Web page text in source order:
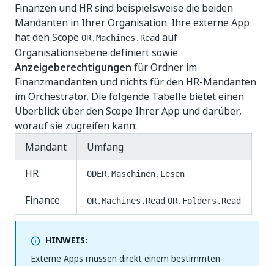
Finanzen und HR sind beispielsweise die beiden
Mandanten in Ihrer Organisation. Ihre externe App
hat den Scope OR.Machines.Read auf
Organisationsebene definiert sowie
Anzeigeberechtigungen für Ordner im
Finanzmandanten und nichts für den HR-Mandanten
im Orchestrator. Die folgende Tabelle bietet einen
Überblick über den Scope Ihrer App und darüber,
worauf sie zugreifen kann:
Mandant
Umfang
HR
ODER.Maschinen.Lesen
Finance OR.Machines.Read OR.Folders.Read
HINWEIS:
Externe Apps müssen direkt einem bestimmten